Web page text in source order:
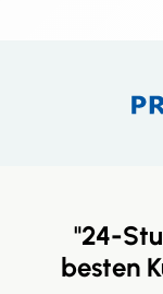
"24-
besten